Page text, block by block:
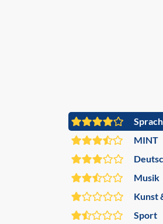
MINT
Musik
Kunst
Sport